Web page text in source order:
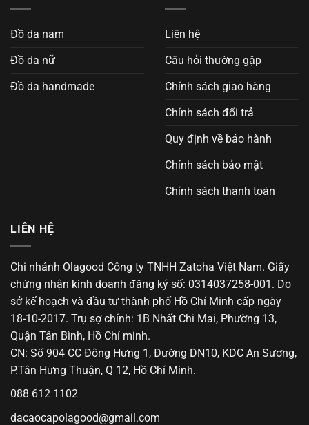
Đồ da nam
Đồ da nữ
Đồ da handmade
Liên hệ
Câu hỏi thường gặp
Chính sách giao hàng
Chính sách đổi trả
Quy định về bảo hành
Chính sách bảo mật
Chính sách thanh toán
LIÊN HỆ
Chi nhánh Olagood Công ty TNHH Zatoha Việt Nam. Giấy
chứng nhận kinh doanh đăng ký số: 0314037258-001. Do
sở kế hoạch và đầu tư thành phố Hồ Chí Minh cấp ngày
18-10-2017. Trụ sợ chính: 1B Nhất Chi Mai, Phường 13,
Quận Tân Bình, Hồ Chí minh.
CN: Số 904 CC Đông Hưng 1, Đường DN10, KDC An Sương,
P.Tân Hưng Thuận, Q 12, Hồ Chí Minh.
088 612 1102
dacaocapolagood@gmail.com